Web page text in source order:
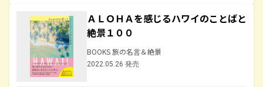
ＡＬＯＨＡを感じるハワイのことばと
絶景１００
BOOKS 旅の名言＆絶景
2022.05.26 発売